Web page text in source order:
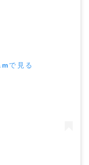
で見る